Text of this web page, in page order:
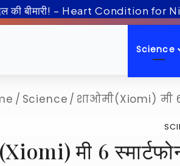
हैं चाँद के पास! – Artemis-2 Mission
Science
/ Science / शाओमी(Xiomi) मी
मी 6